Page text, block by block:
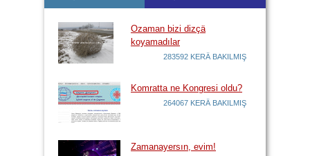
Ozaman bizi dizçä
koyamadılar
283592 KERÄ BAKILMIŞ
Komratta ne Kongresi oldu?
264067 KERÄ BAKILMIŞ
Zamanayersın, evim!